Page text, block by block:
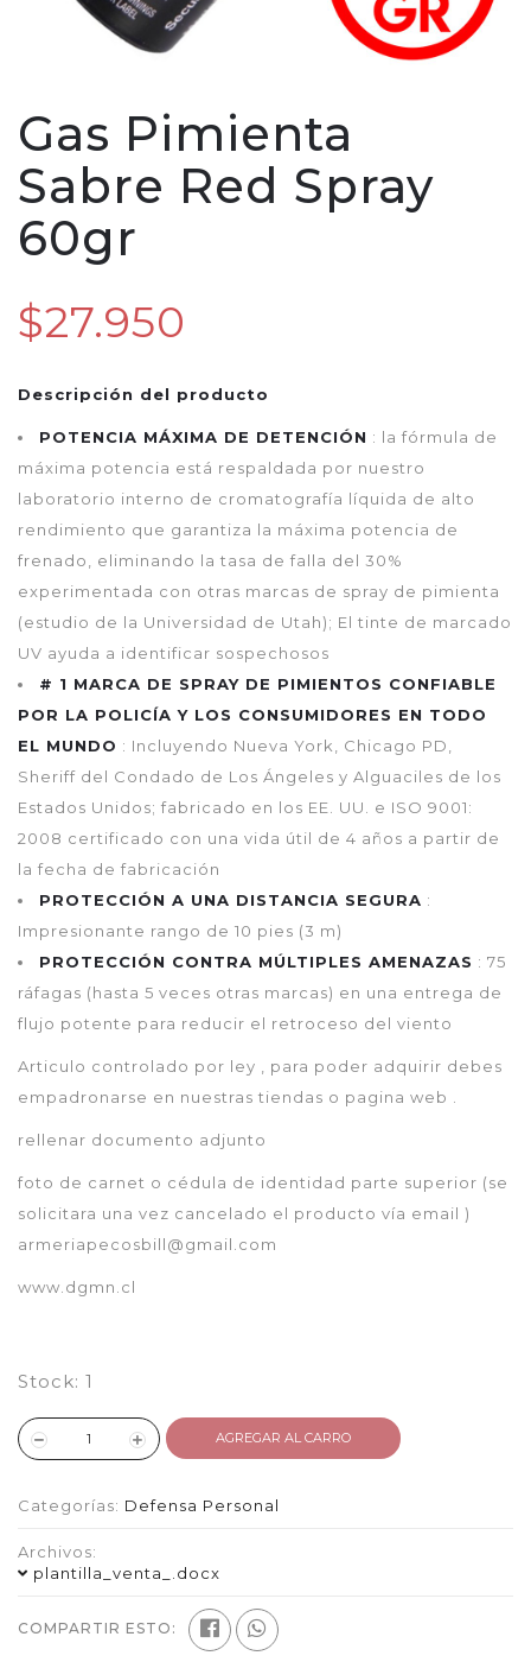
Gas Pimienta
Sabre Red Spray
60gr
$27.950
Descripción del producto
POTENCIA MÁXIMA DE DETENCIÓN : la fórmula de
máxima potencia está respaldada por nuestro
laboratorio interno de cromatografía líquida de alto
rendimiento que garantiza la máxima potencia de
frenado, eliminando la tasa de falla del 30%
experimentada con otras marcas de spray de pimienta
(estudio de la Universidad de Utah); El tinte de marcado
UV ayuda a identificar sospechosos
# 1 MARCA DE SPRAY DE PIMIENTOS CONFIABLE
POR LA POLICÍA Y LOS CONSUMIDORES EN TODO
EL MUNDO : Incluyendo Nueva York, Chicago PD,
Sheriff del Condado de Los Ángeles y Alguaciles de los
Estados Unidos; fabricado en los EE. UU. e ISO 9001:
2008 certificado con una vida útil de 4 años a partir de
la fecha de fabricación
PROTECCIÓN A UNA DISTANCIA SEGURA :
Impresionante rango de 10 pies (3 m)
PROTECCIÓN CONTRA MÚLTIPLES AMENAZAS : 75
ráfagas (hasta 5 veces otras marcas) en una entrega de
flujo potente para reducir el retroceso del viento
Articulo controlado por ley , para poder adquirir debes
empadronarse en nuestras tiendas o pagina web .
rellenar documento adjunto
foto de carnet o cédula de identidad parte superior (se
solicitara una vez cancelado el producto vía email )
armeriapecosbill@gmail.com
www.dgmn.cl
Stock: 1
AGREGAR AL CARRO
Categorías: Defensa Personal
Archivos:
plantilla_venta_.docx
COMPARTIR ESTO: